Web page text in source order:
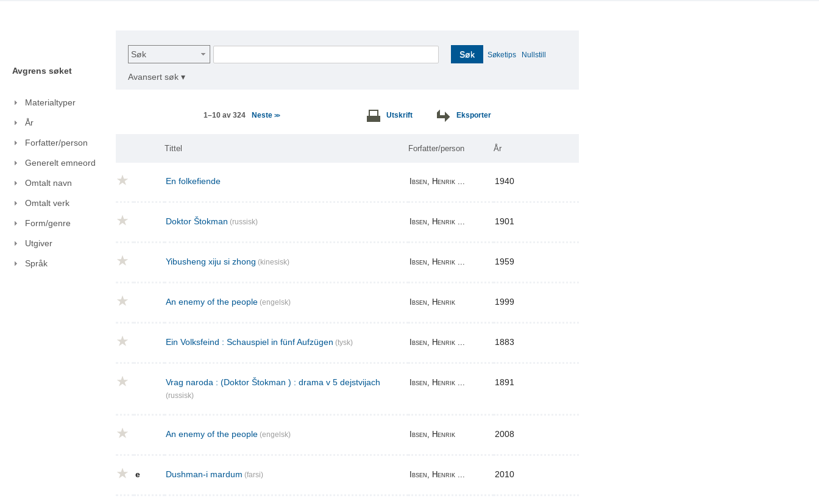
Avgrens søket
Materialtyper
År
Forfatter/person
Generelt emneord
Omtalt navn
Omtalt verk
Form/genre
Utgiver
Språk
Søk Søk Søketips Nullstill
Avansert søk ▾
1–10 av 324 Neste >> Utskrift Eksporter
Tittel Forfatter/person År
En folkefiende Ibsen, Henrik ... 1940
Doktor Štokman (russisk) Ibsen, Henrik ... 1901
Yibusheng xiju si zhong (kinesisk) Ibsen, Henrik ... 1959
An enemy of the people (engelsk) Ibsen, Henrik 1999
Ein Volksfeind : Schauspiel in fünf Aufzügen (tysk) Ibsen, Henrik ... 1883
Vrag naroda : (Doktor Štokman ) : drama v 5 dejstvijach
(russisk)
Ibsen, Henrik ... 1891
An enemy of the people (engelsk) Ibsen, Henrik 2008
e Dushman-i mardum (farsi) Ibsen, Henrik ... 2010